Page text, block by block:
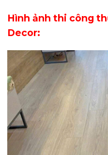
Hình ảnh thi công
Decor: